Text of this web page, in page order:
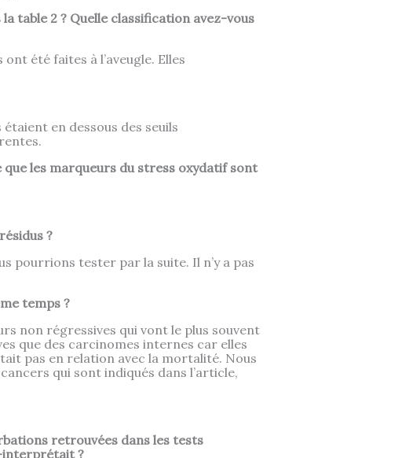
table 2 ? Quelle classification avez-vous
été faites à l’aveugle. Elles
en dessous des seuils
les marqueurs du stress oxydatif sont
?
pourrions tester par la suite. Il n’y a pas
temps ?
non régressives qui vont le plus souvent
que des carcinomes internes car elles
pas en relation avec la mortalité. Nous
qui sont indiqués dans l’article,
retrouvées dans les tests
interprétait ?